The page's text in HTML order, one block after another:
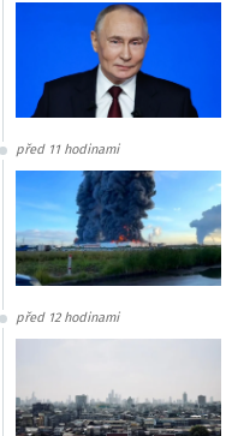
před 11 hodinami
před 12 hodinami